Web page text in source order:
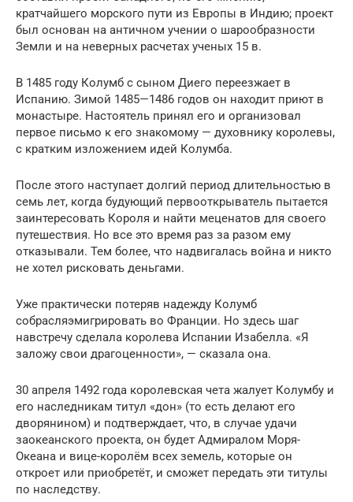
кратчайшего морского пути из Европы в Индию; проект
был основан на античном учении о шарообразности
Земли и на неверных расчетах ученых 15 в.
В 1485 году Колумб с сыном Диего переезжает в
Испанию. Зимой 1485—1486 годов он находит приют в
монастыре. Настоятель принял его и организовал
первое письмо к его знакомому — духовнику королевы,
с кратким изложением идей Колумба.
После этого наступает долгий период длительностью в
семь лет, когда будующий первооткрыватель пытается
заинтересовать Короля и найти меценатов для своего
путешествия. Но все это время раз за разом ему
отказывали. Тем более, что надвигалась война и никто
не хотел рисковать деньгами.
Уже практически потеряв надежду Колумб
собрасляэмигрировать во Франции. Но здесь шаг
навстречу сделала королева Испании Изабелла. «Я
заложу свои драгоценности», — сказала она.
30 апреля 1492 года королевская чета жалует Колумбу и
его наследникам титул «дон» (то есть делают его
дворянином) и подтверждает, что, в случае удачи
заокеанского проекта, он будет Адмиралом Моря-
Океана и вице-королём всех земель, которые он
откроет или приобретёт, и сможет передать эти титулы
по наследству.